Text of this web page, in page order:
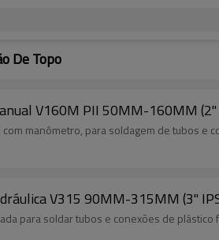
De Topo
V160M PII 50MM-160MM (2"
manômetro, para soldagem de tubos e
V315 90MM-315MM (3"
para soldar tubos e conexões de plástico